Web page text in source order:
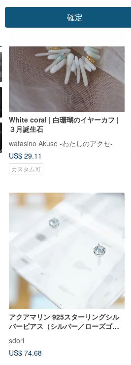
White coral | 白珊瑚のイヤーカフ |
３月誕生石
watasino Akuse -わたしのアクセ-
US$ 29.11
カスタム可
アクアマリン 925スターリングシル
バーピアス（シルバー／ローズゴー
sdori
US$ 74.68
確定